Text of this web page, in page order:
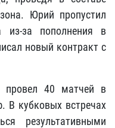
Юрий пропустил
из-за пополнения в
новый контракт с
провел 40 матчей в
В кубковых встречах
результативными